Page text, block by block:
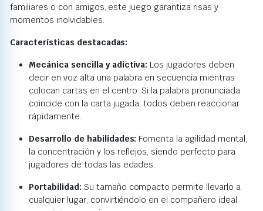
familiares o con amigos, este juego garantiza risas y
momentos inolvidables.
Características destacadas:
Mecánica sencilla y adictiva: Los jugadores deben
decir en voz alta una palabra en secuencia mientras
colocan cartas en el centro. Si la palabra pronunciada
coincide con la carta jugada, todos deben reaccionar
rápidamente.
Desarrollo de habilidades: Fomenta la agilidad mental,
la concentración y los reflejos, siendo perfecto para
jugadores de todas las edades.
Portabilidad: Su tamaño compacto permite llevarlo a
cualquier lugar, convirtiéndolo en el compañero ideal